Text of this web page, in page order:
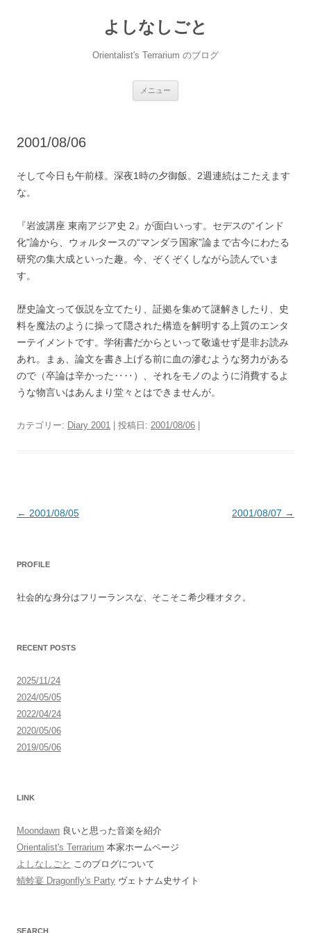
よしなしごと
Orientalist's Terrarium のブログ
メニュー
2001/08/06
そして今日も午前様。深夜1時の夕御飯。2週連続はこたえます
な。
『岩波講座 東南アジア史 2』が面白いっす。セデスの“インド
化”論から、ウォルタースの“マンダラ国家”論まで古今にわたる
研究の集大成といった趣。今、ぞくぞくしながら読んでいま
す。
歴史論文って仮説を立てたり、証拠を集めて謎解きしたり、史
料を魔法のように操って隠された構造を解明する上質のエンタ
ーテイメントです。学術書だからといって敬遠せず是非お読み
あれ。まぁ、論文を書き上げる前に血の滲むような努力がある
ので（卒論は辛かった‥‥）、それをモノのように消費するよ
うな物言いはあんまり堂々とはできませんが。
カテゴリー: Diary 2001 | 投稿日: 2001/08/06
投
ゲ
ョ
← 2001/08/05 2001/08/07 →
PROFILE
社会的な身分はフリーランスな、そこそこ希少種オタク。
RECENT POSTS
2025/11/24
2024/05/05
2022/04/24
2020/05/06
2019/05/06
LINK
Moondawn 良いと思った音楽を紹介
Orientalist's Terrarium 本家ホームページ
よしなしごと このブログについて
蜻蛉宴 Dragonfly's Party ヴェトナム史サイト
SEARCH